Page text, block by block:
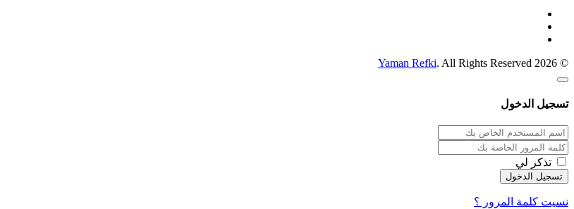
© 2026
Yaman Refki. All Rights Reserved
تسجيل الدخول
تذكر لي
نسيت كلمة المرور ؟